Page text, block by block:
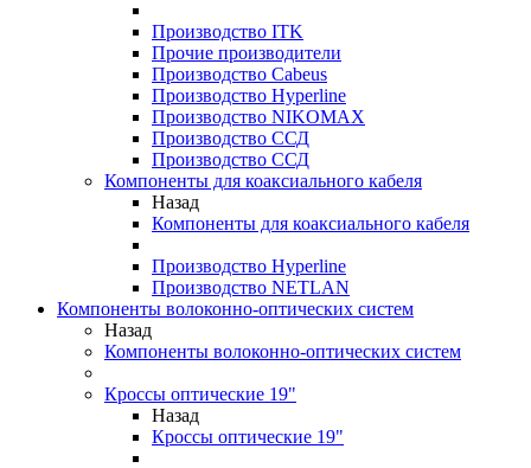
Производство ITK
Прочие производители
Производство Cabeus
Производство Hyperline
Производство NIKOMAX
Производство ССД
Производство ССД
Компоненты для коаксиального кабеля
Назад
Компоненты для коаксиального кабеля
Производство Hyperline
Производство NETLAN
Компоненты волоконно-оптических систем
Назад
Компоненты волоконно-оптических систем
Кроссы оптические 19"
Назад
Кроссы оптические 19"